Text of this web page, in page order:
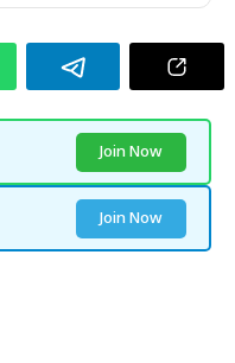
Join Now
Join Now